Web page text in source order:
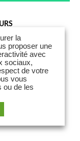
au
la
proposer une
avec
sociaux,
de votre
vous
ou de les